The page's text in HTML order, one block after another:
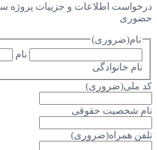
درخواست اطلاعات و جزییات پروژه
حضوری
نام(ضروری)
نام
نام خانوادگی
کد ملی(ضروری)
نام شخصیت حقوقی
تلفن همراه(ضروری)